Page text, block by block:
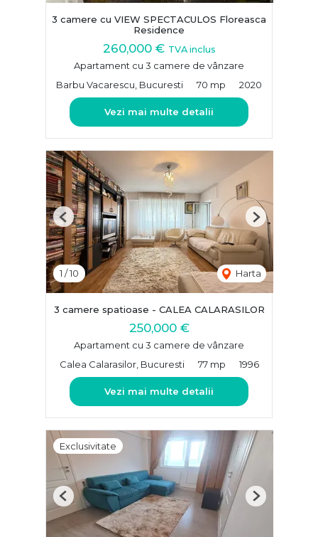
3 camere cu VIEW SPECTACULOS Floreasca
Residence
260,000 € TVA inclus
Apartament cu 3 camere de vânzare
Barbu Vacarescu, Bucuresti
70 mp 2020
Vezi mai multe detalii
1 /10 Harta
Previous Next
3 camere spatioase - CALEA CALARASILOR
250,000 €
Apartament cu 3 camere de vânzare
Calea Calarasilor, Bucuresti
77 mp 1996
Vezi mai multe detalii
Exclusivitate
Previous Next